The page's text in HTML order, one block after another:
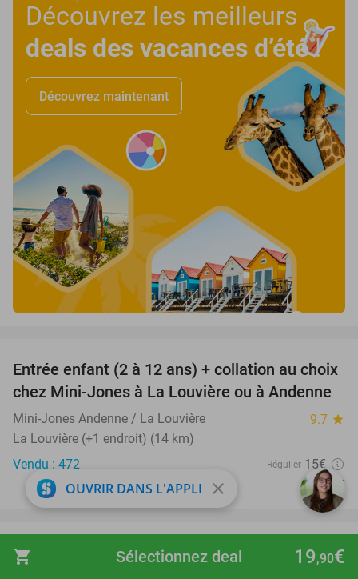
shopping_cart 19,90€
Sélectionnez deal
Découvrez les meilleurs
deals des vacances d’été!
Découvrez maintenant
47%
Entrée enfant (2 à 12 ans) + collation au choix
chez Mini-Jones à La Louvière ou à Andenne
Mini-Jones Andenne / La Louvière 9.7 star
La Louvière (+1 endroit) (14 km)
Vendu : 472
Régulier 15€
7,90 €
50%
favorite_border
Séance de réflexologie plantaire (40 min) à La
OUVRIR DANS L'APPLI close